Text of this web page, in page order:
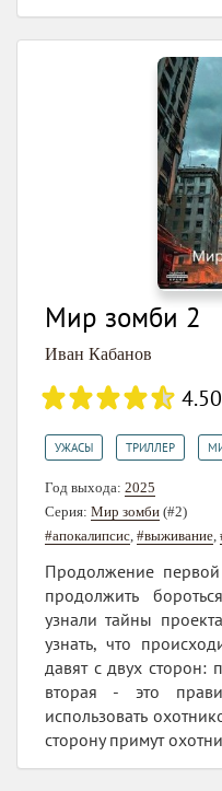
Мир зомби 2
Иван Кабанов
4.50
УЖАСЫ ТРИЛЛЕР
Год выхода: 2025
Серия: Мир зомби (#2)
#апокалипсис, #выживание,
Продолжение
продолжить
узнали тайны
узнать, что
давят с двух сторон:
вторая - это
использовать
сторону примут